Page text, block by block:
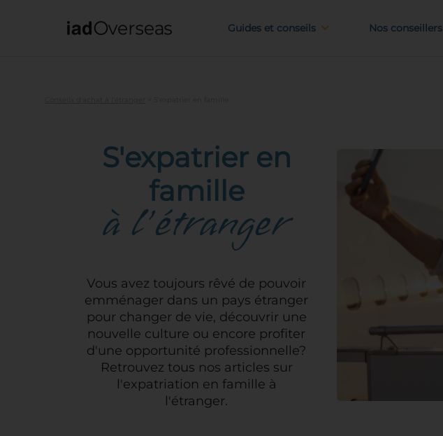
IAD Overseas Guides et conseils Nos conseillers
S'expatrier en
famille
à l'étranger
Vous avez toujours rêvé de pouvoir
emménager dans un pays étranger
pour changer de vie, découvrir une
nouvelle culture ou encore profiter
d'une opportunité professionnelle?
Retrouvez tous nos articles sur
l'expatriation en famille à
l'étranger.